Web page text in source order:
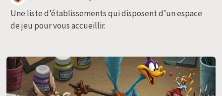
Une liste d’établissements qui disposent d’un espace
de jeu pour vous accueillir.